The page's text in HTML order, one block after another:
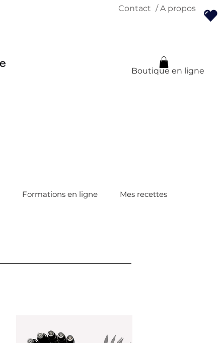
Contact / A propos
Boutique en ligne
Formations en ligne Mes recettes